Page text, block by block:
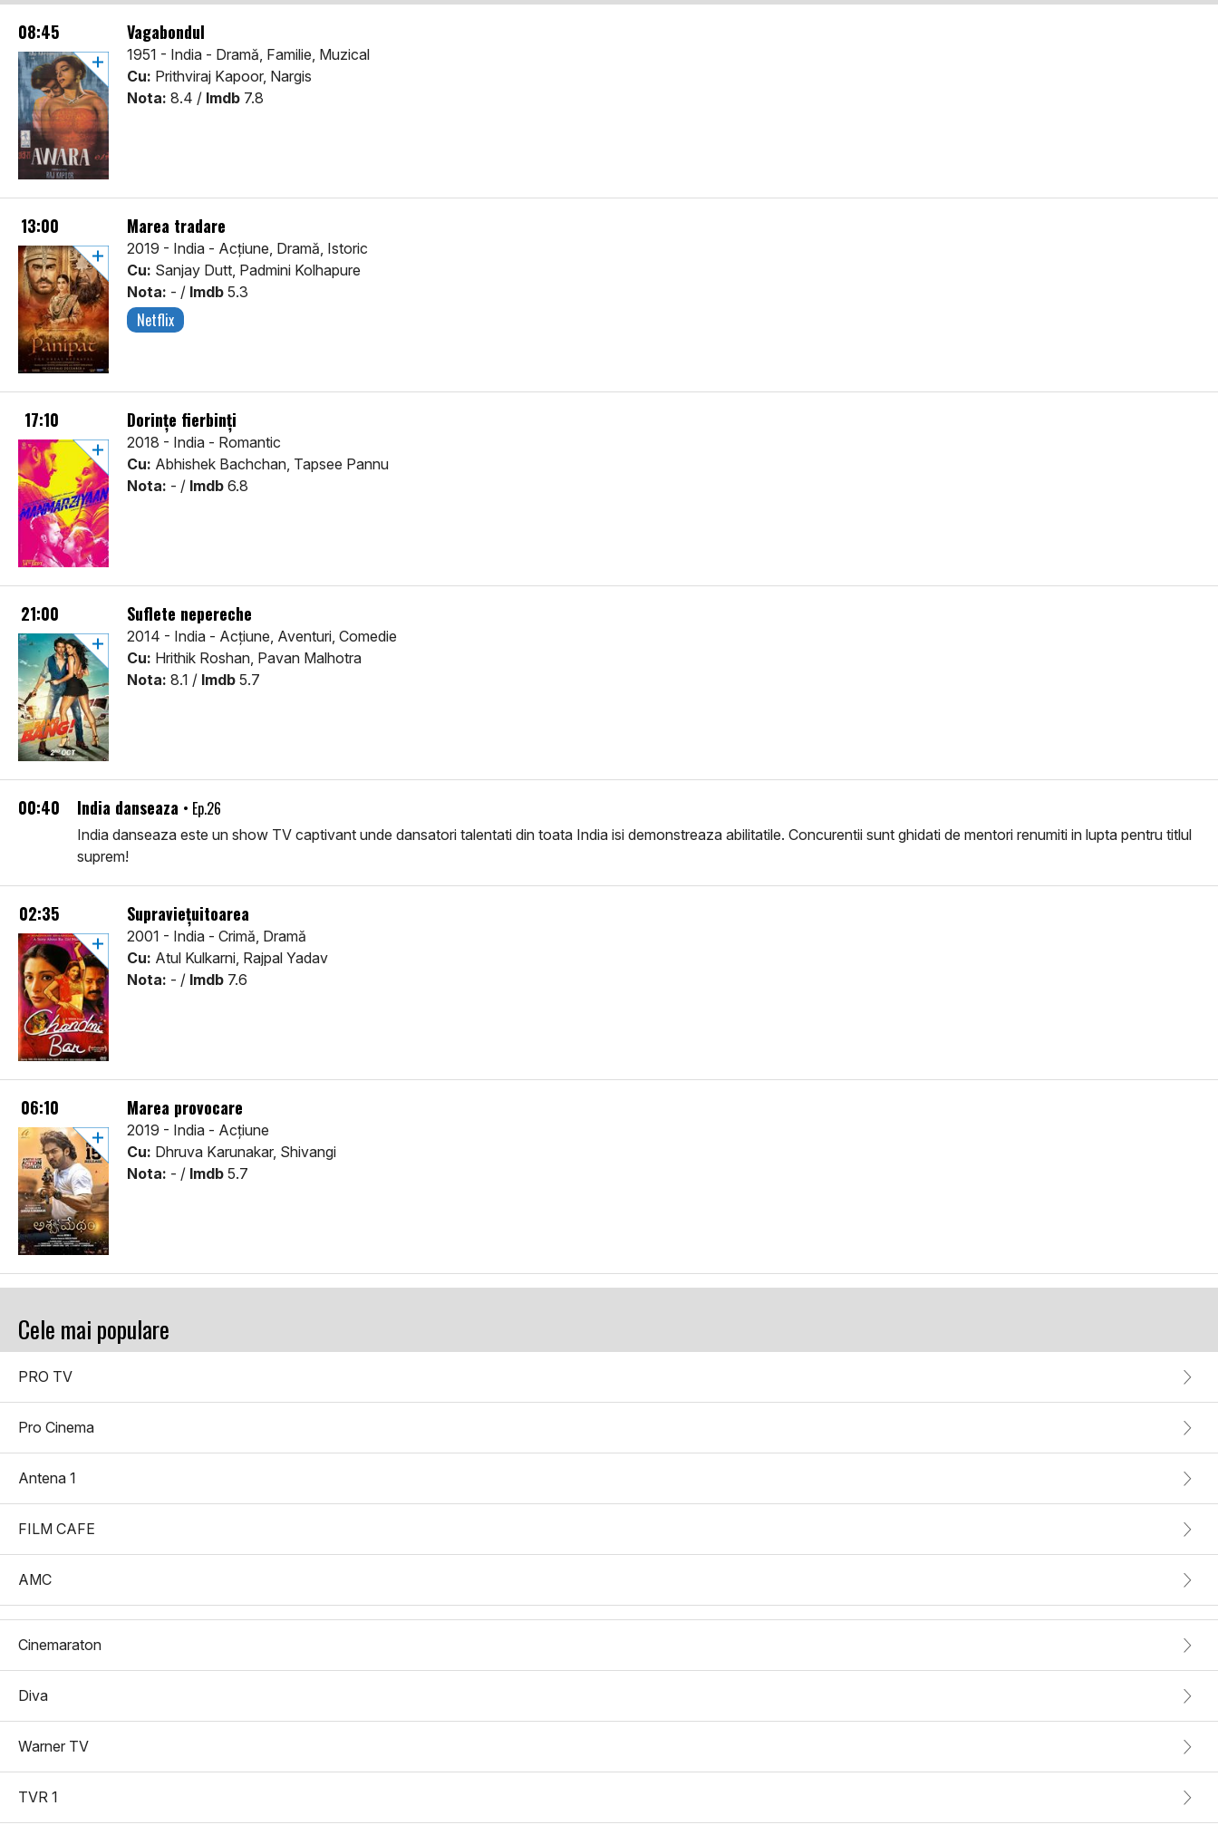
08:45 Vagabondul
1951 - India - Dramă, Familie, Muzical
Cu: Prithviraj Kapoor, Nargis
Nota: 8.4 / Imdb 7.8
13:00 Marea tradare
2019 - India - Acţiune, Dramă, Istoric
Cu: Sanjay Dutt, Padmini Kolhapure
Nota: - / Imdb 5.3
Netflix
17:10 Dorințe fierbinți
2018 - India - Romantic
Cu: Abhishek Bachchan, Tapsee Pannu
Nota: - / Imdb 6.8
21:00 Suflete nepereche
2014 - India - Acţiune, Aventuri, Comedie
Cu: Hrithik Roshan, Pavan Malhotra
Nota: 8.1 / Imdb 5.7
00:40 India danseaza • Ep.26
India danseaza este un show TV captivant unde dansatori talentati din toata India isi demonstreaza abilitatile. Concurentii sunt ghidati de mentori renumiti in lupta pentru titlul
suprem!
02:35 Supraviețuitoarea
2001 - India - Crimă, Dramă
Cu: Atul Kulkarni, Rajpal Yadav
Nota: - / Imdb 7.6
06:10 Marea provocare
2019 - India - Acţiune
Cu: Dhruva Karunakar, Shivangi
Nota: - / Imdb 5.7
Cele mai populare
PRO TV
Pro Cinema
Antena 1
FILM CAFE
AMC
Cinemaraton
Diva
Warner TV
TVR 1